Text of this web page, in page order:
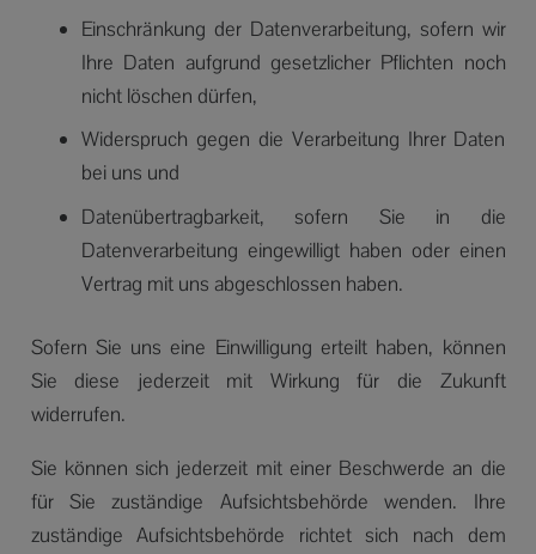
Einschränkung der Datenverarbeitung, sofern wir
Ihre Daten aufgrund gesetzlicher Pflichten noch
nicht löschen dürfen,
Widerspruch gegen die Verarbeitung Ihrer Daten
bei uns und
Datenübertragbarkeit, sofern Sie in die
Datenverarbeitung eingewilligt haben oder einen
Vertrag mit uns abgeschlossen haben.
Sofern Sie uns eine Einwilligung erteilt haben, können
Sie diese jederzeit mit Wirkung für die Zukunft
widerrufen.
Sie können sich jederzeit mit einer Beschwerde an die
für Sie zuständige Aufsichtsbehörde wenden. Ihre
zuständige Aufsichtsbehörde richtet sich nach dem